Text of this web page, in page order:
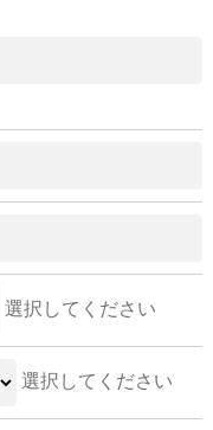
選択してください
選択してください